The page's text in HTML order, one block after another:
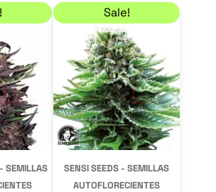
SEMILLAS
de precios: desde 5,95 € hasta 51,00 €
Este
producto
múltiples
variantes.
Las
opciones
se
pueden
Sale!
SENSI SEEDS - SEMILLAS
AUTOFLORECIENTES
Rango de precios:
Este
tiene
Las
se